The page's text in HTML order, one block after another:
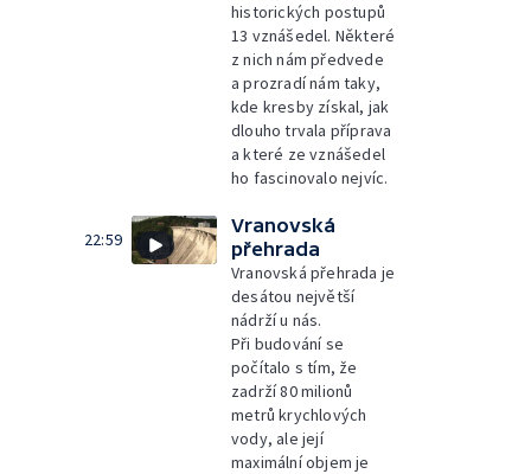
historických postupů
13 vznášedel. Některé
z nich nám předvede
a prozradí nám taky,
kde kresby získal, jak
dlouho trvala příprava
a které ze vznášedel
ho fascinovalo nejvíc.
22:59
Vranovská
přehrada
Vranovská přehrada je
desátou největší
nádrží u nás.
Při budování se
počítalo s tím, že
zadrží 80 milionů
metrů krychlových
vody, ale její
maximální objem je